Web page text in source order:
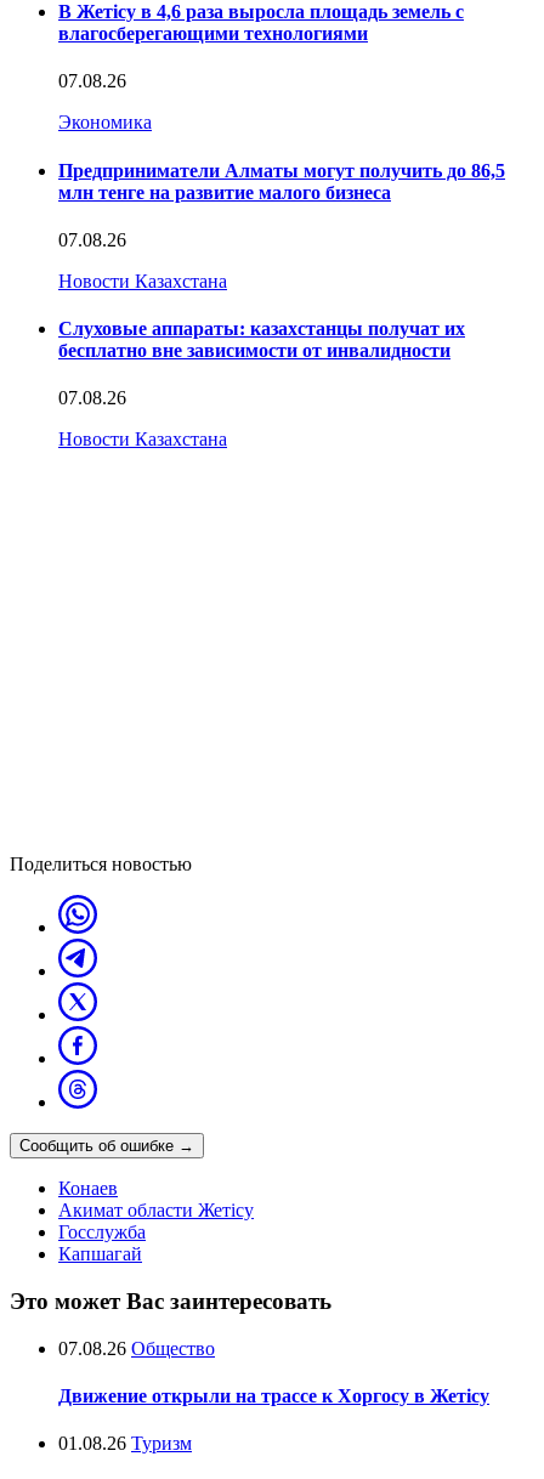
В Жетісу в 4,6 раза выросла площадь земель с
влагосберегающими технологиями
07.08.26
Экономика
Предприниматели Алматы могут получить до 86,5
млн тенге на развитие малого бизнеса
07.08.26
Новости Казахстана
Слуховые аппараты: казахстанцы получат их
бесплатно вне зависимости от инвалидности
07.08.26
Новости Казахстана
Поделиться новостью
Сообщить об ошибке →
Конаев
Акимат области Жетісу
Госслужба
Капшагай
Это может Вас заинтересовать
07.08.26 Общество
Движение открыли на трассе к Хоргосу в Жетісу
01.08.26 Туризм